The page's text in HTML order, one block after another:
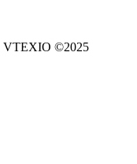
VTEXIO ©2025